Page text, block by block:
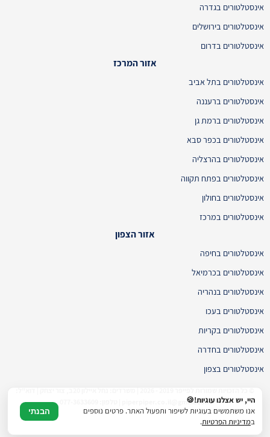
אינסטלטורים בגדרה
אינסטלטורים בירושלים
אינסטלטורים בדרום
אזור המרכז
אינסטלטורים בתל אביב
אינסטלטורים ברעננה
אינסטלטורים ברמת גן
אינסטלטורים בכפר סבא
אינסטלטורים בהרצליה
אינסטלטורים בפתח תקווה
אינסטלטורים בחולון
אינסטלטורים במרכז
אזור הצפון
אינסטלטורים בחיפה
אינסטלטורים בכרמיאל
אינסטלטורים בנהריה
אינסטלטורים בעכו
אינסטלטורים בקריות
אינסטלטורים בחדרה
אינסטלטורים בצפון
piperpiper.co.il@gmail.com | טלפון: 077-3633609היי, יש אצלנו עוגיות!🍪
אנו משתמשים בעוגיות לשיפור ותפעול האתר. פרטים נוספים
במדיניות הפרטיות.
הבנתי